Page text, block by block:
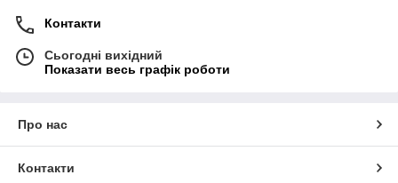
Контакти
Сьогодні вихідний
Показати весь графік роботи
Про нас
Контакти